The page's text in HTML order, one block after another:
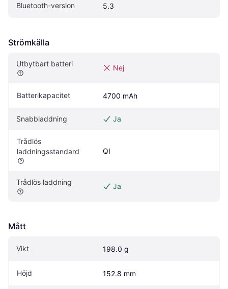
Bluetooth-version 5.3
Strömkälla
Utbytbart batteri Nej
Batterikapacitet 4700 mAh
Snabbladdning Ja
Trådlös
laddningsstandard
QI
Trådlös laddning Ja
Mått
Vikt 198.0 g
Höjd 152.8 mm